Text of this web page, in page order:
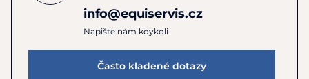
info@equiservis.cz
Napište nám kdykoli
Často kladené dotazy